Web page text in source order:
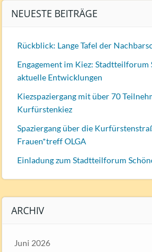
NEUESTE BEITRÄGE
Rückblick: Lange Tafel der
Engagement im Kiez:
aktuelle Entwicklungen
Kiezspaziergang mit über 70
Kurfürstenkiez
Spaziergang über die
Frauen*treff OLGA
Einladung zum Stadtteilforum
ARCHIV
Juni 2026